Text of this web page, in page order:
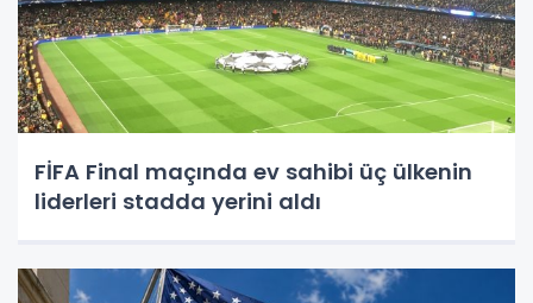
FİFA Final maçında ev sahibi üç ülkenin
liderleri stadda yerini aldı